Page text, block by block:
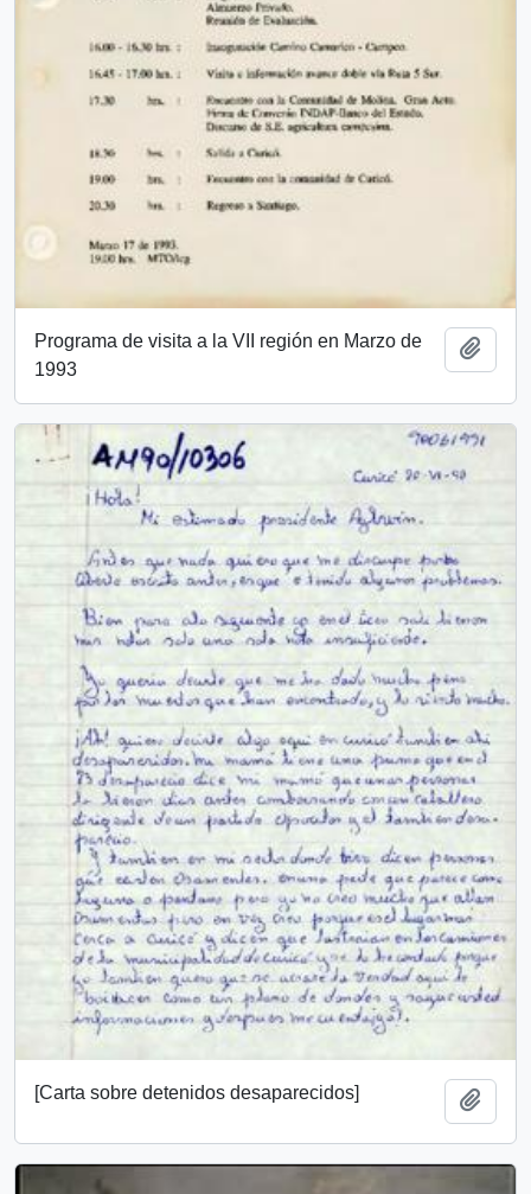
Programa de visita a la VII región en Marzo de
1993
[Carta sobre detenidos desaparecidos]